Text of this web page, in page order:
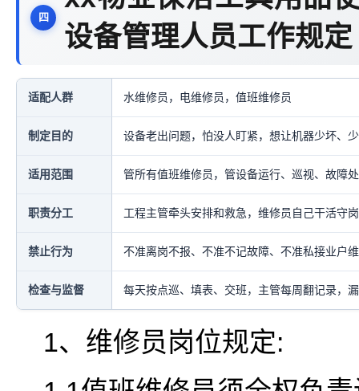
设备管理人员工作规定
适配人群 水维修员，电维修员，值班维修员
制定目的 设备老出问题，怕没人盯紧，想让机器少坏、
适用范围 管所有值班维修员，管设备运行、巡视、故障
职责分工 工程主管牵头安排和救急，维修员自己干活守
禁止行为 不准离岗不报、不准不记故障、不准私接业户
检查与监督 每天按点巡、填表、交班，主管每周翻记录，
1、维修员岗位规定: